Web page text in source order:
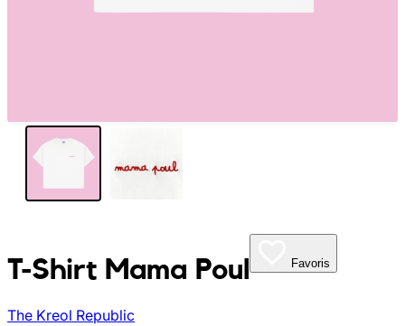
T-Shirt Mama Poul
The Kreol Republic
Favoris
My Tea Box
Oopsie Daisy
Pigment It Pottery